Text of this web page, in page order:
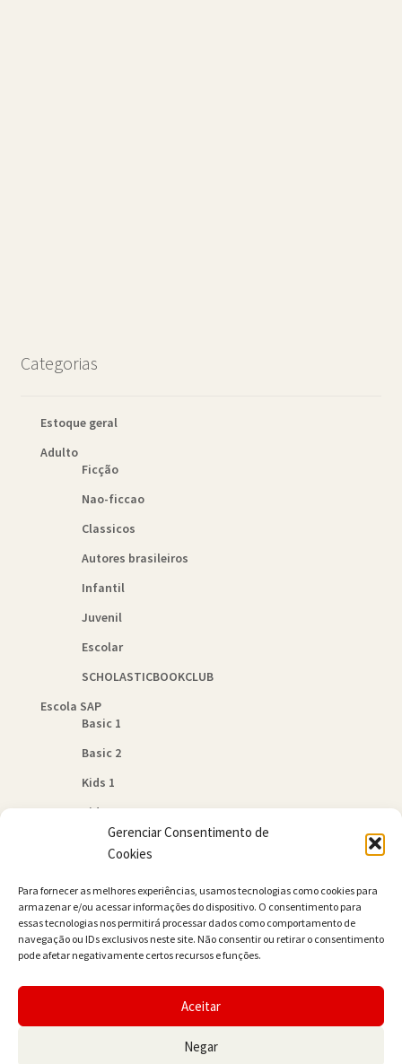
Gerenciar Consentimento de
Cookies
Para fornecer as melhores experiências, usamos tecnologias como cookies para
armazenar e/ou acessar informações do dispositivo. O consentimento para
essas tecnologias nos permitirá processar dados como comportamento de
navegação ou IDs exclusivos neste site. Não consentir ou retirar o consentimento
pode afetar negativamente certos recursos e funções.
Aceitar
Negar
Categorias
Estoque geral
Adulto
Ficção
Nao-ficcao
Classicos
Autores brasileiros
Infantil
Juvenil
Escolar
SCHOLASTICBOOKCLUB
Escola SAP
Basic 1
Basic 2
Kids 1
Kids 2
Quem Somos
Contato
© JAMER Books 2026